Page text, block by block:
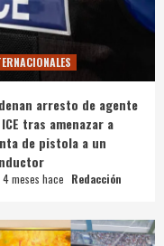
arresto de agente
tras amenazar a
de pistola a un
4 meses hace Redacción